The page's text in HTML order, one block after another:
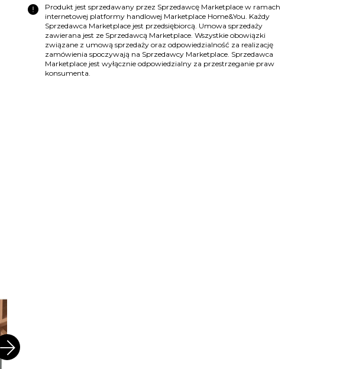
error
Produkt jest sprzedawany przez Sprzedawcę Marketplace w ramach
internetowej platformy handlowej Marketplace Home&You. Każdy
Sprzedawca Marketplace jest przedsiębiorcą. Umowa sprzedaży
zawierana jest ze Sprzedawcą Marketplace. Wszystkie obowiązki
związane z umową sprzedaży oraz odpowiedzialność za realizację
zamówienia spoczywają na Sprzedawcy Marketplace. Sprzedawca
Marketplace jest wyłącznie odpowiedzialny za przestrzeganie praw
konsumenta.